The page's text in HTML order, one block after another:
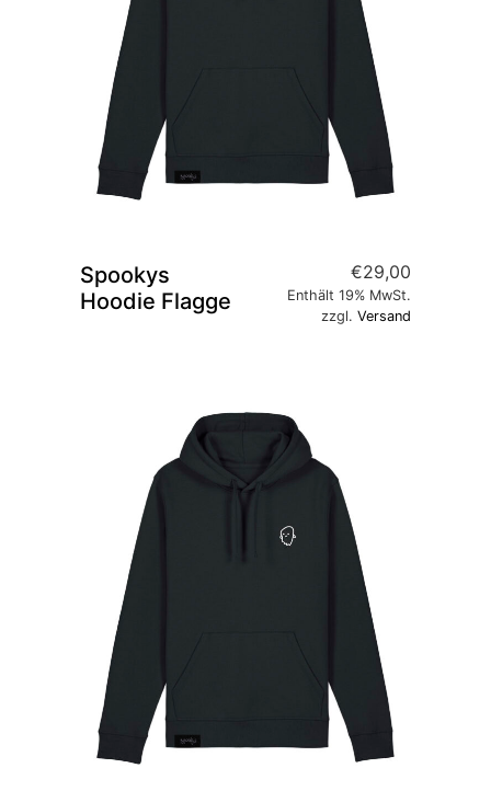
Spookys
Hoodie Flagge
€29,00
Enthält 19% MwSt.
zzgl.Versand